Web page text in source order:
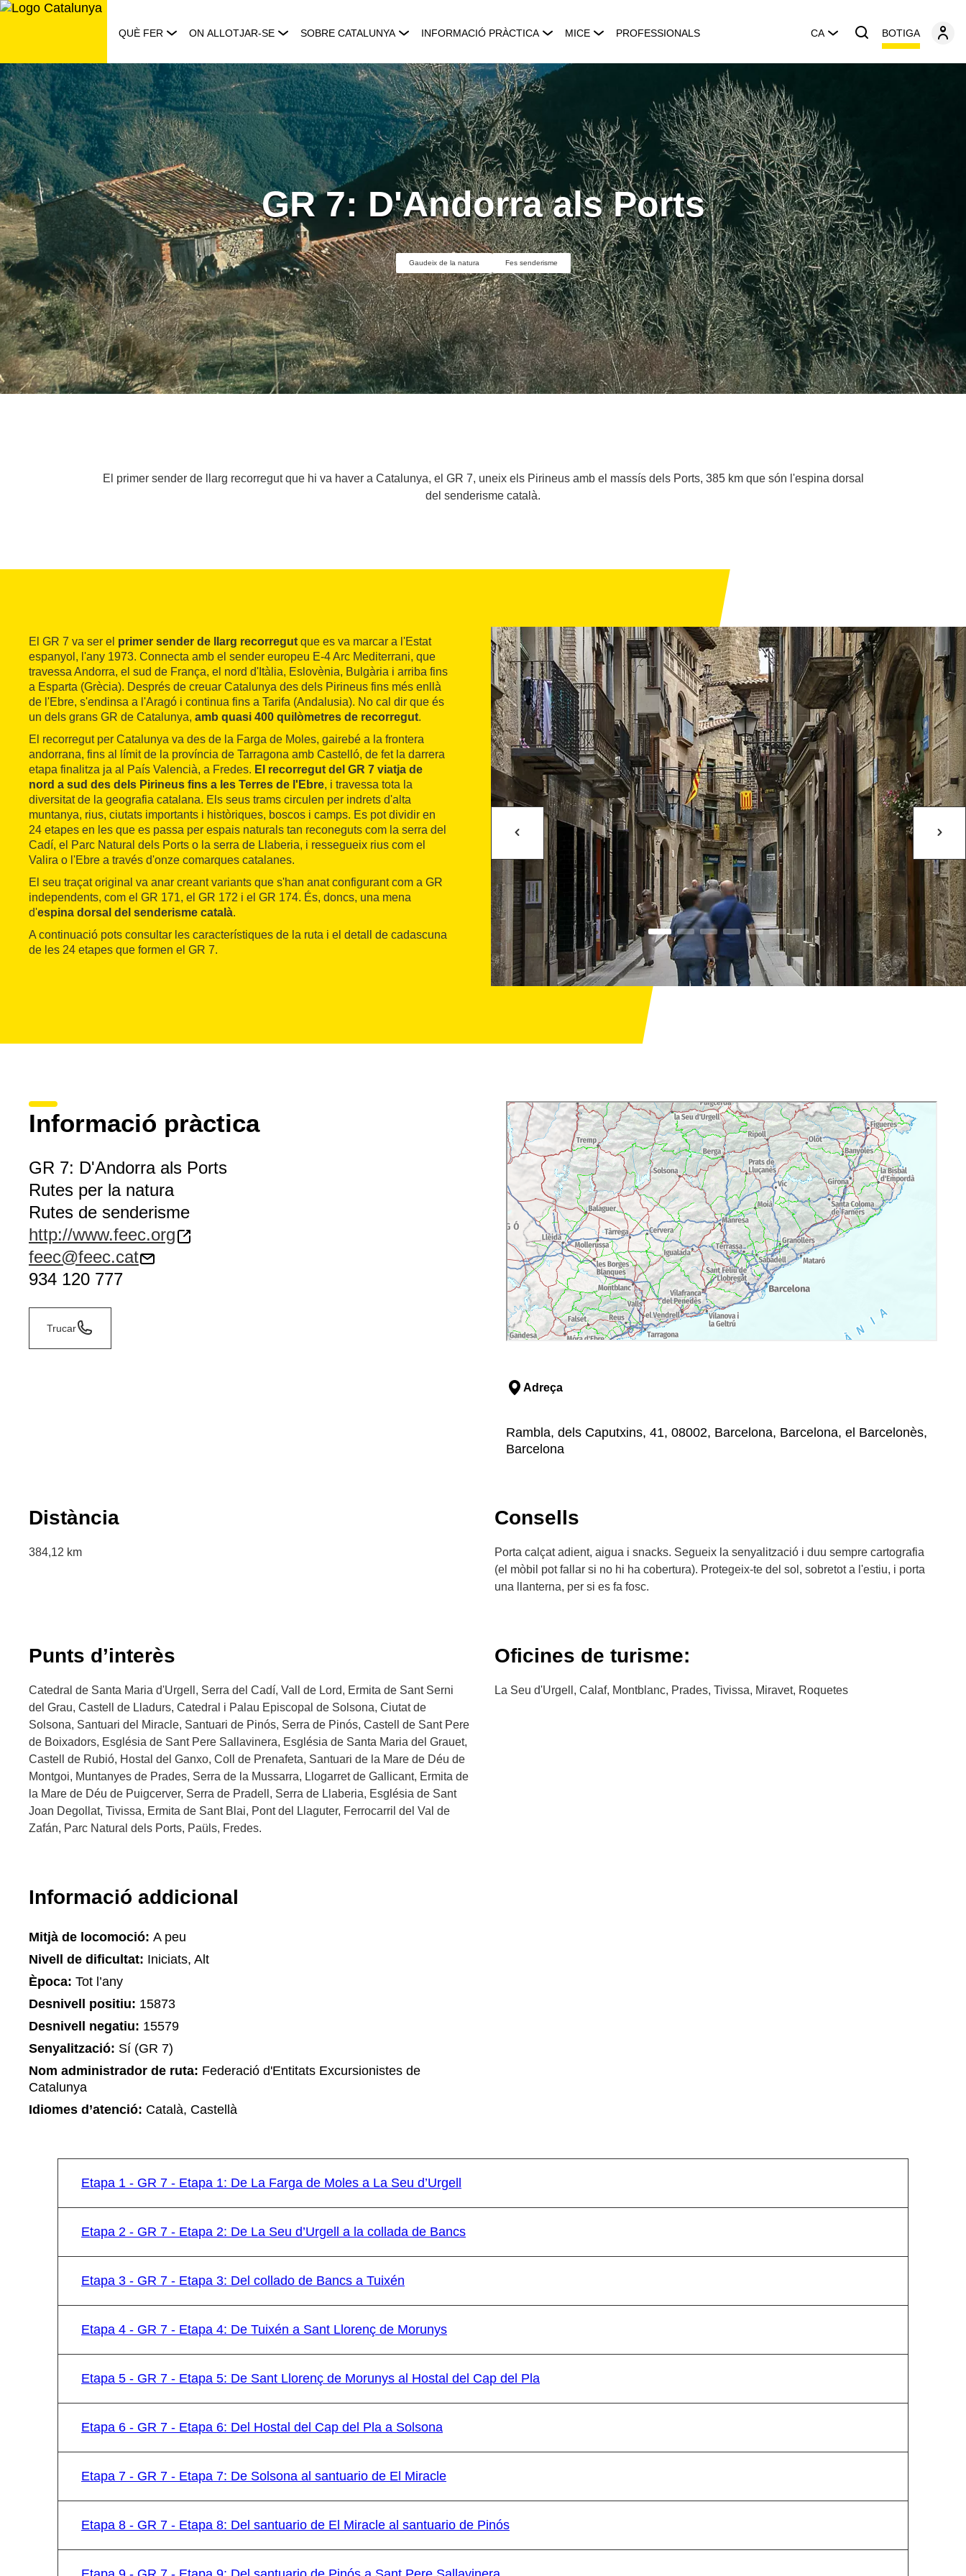
Saltar
QUÈ FER ON ALLOTJAR-SE SOBRE CATALUNYA INFORMACIÓ PRÀCTICA MICE PROFESSIONALS CA BOTIGA
GR 7: D'Andorra als Ports
Gaudeix de la natura Fes senderisme
El primer sender de llarg recorregut que hi va haver a Catalunya, el GR 7, uneix els Pirineus amb el massís dels Ports, 385 km que són l'espina dorsal
del senderisme català.
El GR 7 va ser el primer sender de llarg recorregut que es va marcar a l'Estat
espanyol, l'any 1973. Connecta amb el sender europeu E-4 Arc Mediterrani, que
travessa Andorra, el sud de França, el nord d'Itàlia, Eslovènia, Bulgària i arriba fins
a Esparta (Grècia). Després de creuar Catalunya des dels Pirineus fins més enllà
de l'Ebre, s'endinsa a l'Aragó i continua fins a Tarifa (Andalusia). No cal dir que és
un dels grans GR de Catalunya, amb quasi 400 quilòmetres de recorregut.
El recorregut per Catalunya va des de la Farga de Moles, gairebé a la frontera
andorrana, fins al límit de la província de Tarragona amb Castelló, de fet la darrera
etapa finalitza ja al País Valencià, a Fredes. El recorregut del GR 7 viatja de
nord a sud des dels Pirineus fins a les Terres de l'Ebre, i travessa tota la
diversitat de la geografia catalana. Els seus trams circulen per indrets d'alta
muntanya, rius, ciutats importants i històriques, boscos i camps. Es pot dividir en
24 etapes en les que es passa per espais naturals tan reconeguts com la serra del
Cadí, el Parc Natural dels Ports o la serra de Llaberia, i ressegueix rius com el
Valira o l'Ebre a través d'onze comarques catalanes.
El seu traçat original va anar creant variants que s'han anat configurant com a GR
independents, com el GR 171, el GR 172 i el GR 174. És, doncs, una mena
d'espina dorsal del senderisme català.
A continuació pots consultar les característiques de la ruta i el detall de cadascuna
de les 24 etapes que formen el GR 7.
Informació pràctica
GR 7: D'Andorra als Ports
Rutes per la natura
Rutes de senderisme
http://www.feec.org
feec@feec.cat
934 120 777
Trucar
Adreça
Rambla, dels Caputxins, 41, 08002, Barcelona, Barcelona, el Barcelonès,
Barcelona
Distància
384,12 km
Consells
Porta calçat adient, aigua i snacks. Segueix la senyalització i duu sempre cartografia
(el mòbil pot fallar si no hi ha cobertura). Protegeix-te del sol, sobretot a l'estiu, i porta
una llanterna, per si es fa fosc.
Punts d’interès
Catedral de Santa Maria d'Urgell, Serra del Cadí, Vall de Lord, Ermita de Sant Serni
del Grau, Castell de Lladurs, Catedral i Palau Episcopal de Solsona, Ciutat de
Solsona, Santuari del Miracle, Santuari de Pinós, Serra de Pinós, Castell de Sant Pere
de Boixadors, Església de Sant Pere Sallavinera, Església de Santa Maria del Grauet,
Castell de Rubió, Hostal del Ganxo, Coll de Prenafeta, Santuari de la Mare de Déu de
Montgoi, Muntanyes de Prades, Serra de la Mussarra, Llogarret de Gallicant, Ermita de
la Mare de Déu de Puigcerver, Serra de Pradell, Serra de Llaberia, Església de Sant
Joan Degollat, Tivissa, Ermita de Sant Blai, Pont del Llaguter, Ferrocarril del Val de
Zafán, Parc Natural dels Ports, Paüls, Fredes.
Oficines de turisme:
La Seu d'Urgell, Calaf, Montblanc, Prades, Tivissa, Miravet, Roquetes
Informació addicional
Mitjà de locomoció: A peu
Nivell de dificultat: Iniciats, Alt
Època: Tot l’any
Desnivell positiu: 15873
Desnivell negatiu: 15579
Senyalització: Sí (GR 7)
Nom administrador de ruta: Federació d'Entitats Excursionistes de
Catalunya
Idiomes d’atenció: Català, Castellà
Etapa 1 - GR 7 - Etapa 1: De La Farga de Moles a La Seu d’Urgell
Etapa 2 - GR 7 - Etapa 2: De La Seu d’Urgell a la collada de Bancs
Etapa 3 - GR 7 - Etapa 3: Del collado de Bancs a Tuixén
Etapa 4 - GR 7 - Etapa 4: De Tuixén a Sant Llorenç de Morunys
Etapa 5 - GR 7 - Etapa 5: De Sant Llorenç de Morunys al Hostal del Cap del Pla
Etapa 6 - GR 7 - Etapa 6: Del Hostal del Cap del Pla a Solsona
Etapa 7 - GR 7 - Etapa 7: De Solsona al santuario de El Miracle
Etapa 8 - GR 7 - Etapa 8: Del santuario de El Miracle al santuario de Pinós